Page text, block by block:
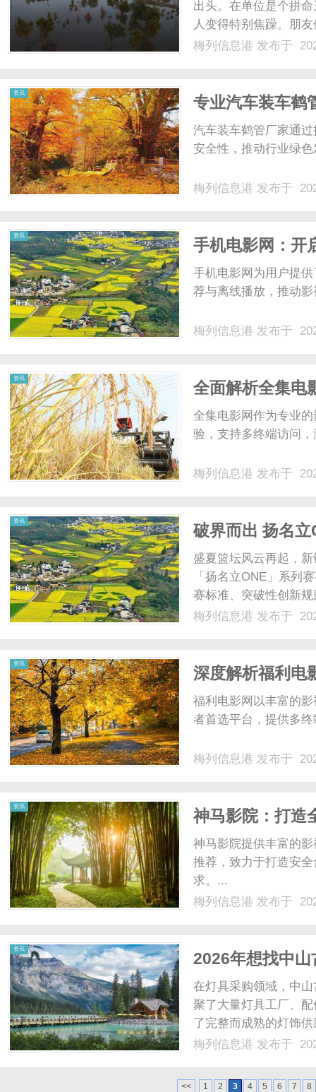
出头。在单位是个拼
人变得特别焦躁。朋
天到晚吱吱响。后来
梅列信息港 发布于
资讯
专业汽车装车鹤
汽车装车鹤管厂家通
安全性，推动行业绿
梅列信息港 发布于
资讯
手机电影网：开
手机电影网为用户提
荐与离线播放，推动
梅列信息港 发布于
资讯
全面解析全集电
全集电影网作为专业
验，支持多终端访问
梅列信息港 发布于
资讯
破界而出 扬名
系列赛7月启幕
盛夏篮坛风云再起，
「扬名立ONE」系列
赛标准、突破性创新
全国篮球爱好者献上
梅列信息港 发布于
资讯
深度解析福利电
全新平台
福利电影网以丰富的
者首选平台，提供多
梅列信息港 发布于
资讯
神马影院：打造
神马影院提供丰富的
推荐，致力于打造安
求。...
梅列信息港 发布于
资讯
2026年想找中
这篇就知道怎么
在灯具采购领域，中
聚了大量灯具工厂、
了完整而成熟的灯饰
稳定的灯具供应链聚
点，明确自身需求在
梅列信息港 发布于
<< 1 2 3 4 5 6 7 8